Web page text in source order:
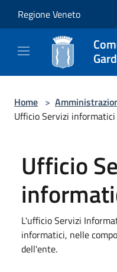
Regione Veneto
Home >
Ufficio Servizi informatici
Ufficio
L'ufficio Servizi
informatici, nelle
dell'ente.